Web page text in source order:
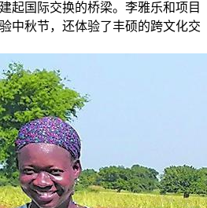
国际交换的桥梁。李雅乐和项目
中秋节，还体验了丰硕的跨文化交